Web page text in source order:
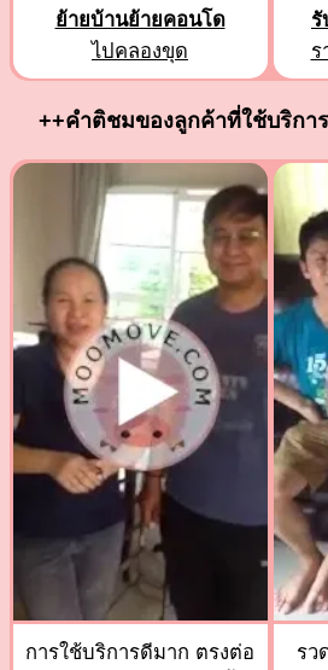
ย้ายบ้านย้ายคอนโด
ไปคลองขุด
รั
ร
++คำติชมของลูกค้าที่ใช้บริกา
การใช้บริการดีมาก ตรงต่อ
รว